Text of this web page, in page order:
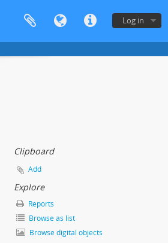
Log in
Clipboard
Add
Explore
Reports
Browse as list
Browse digital objects